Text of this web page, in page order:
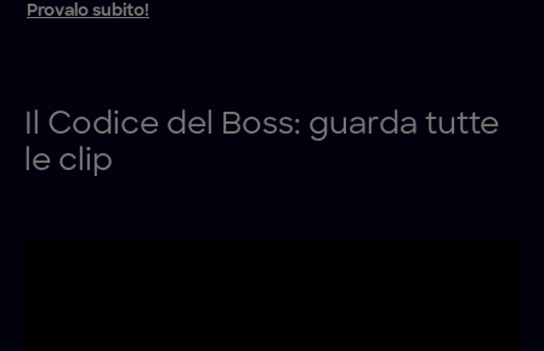
Provalo subito!
Il Codice del Boss: guarda tutte
le clip